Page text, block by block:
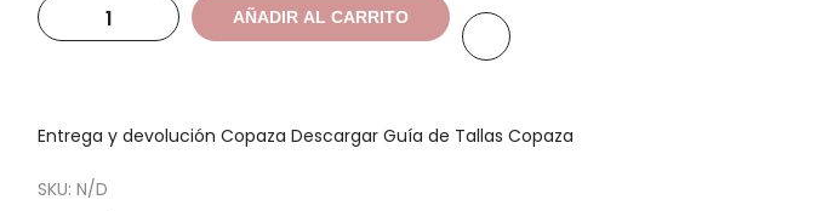
AÑADIR AL CARRITO
Entrega y devolución Copaza Descargar Guía de Tallas Copaza
SKU: N/D